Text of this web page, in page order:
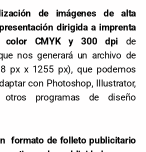
de imágenes de alta
dirigida a imprenta
color CMYK y 300 dpi de
nos generará un archivo de
px x 1255 px), que podemos
con Photoshop, Illustrator,
otros programas de diseño
formato de folleto publicitario